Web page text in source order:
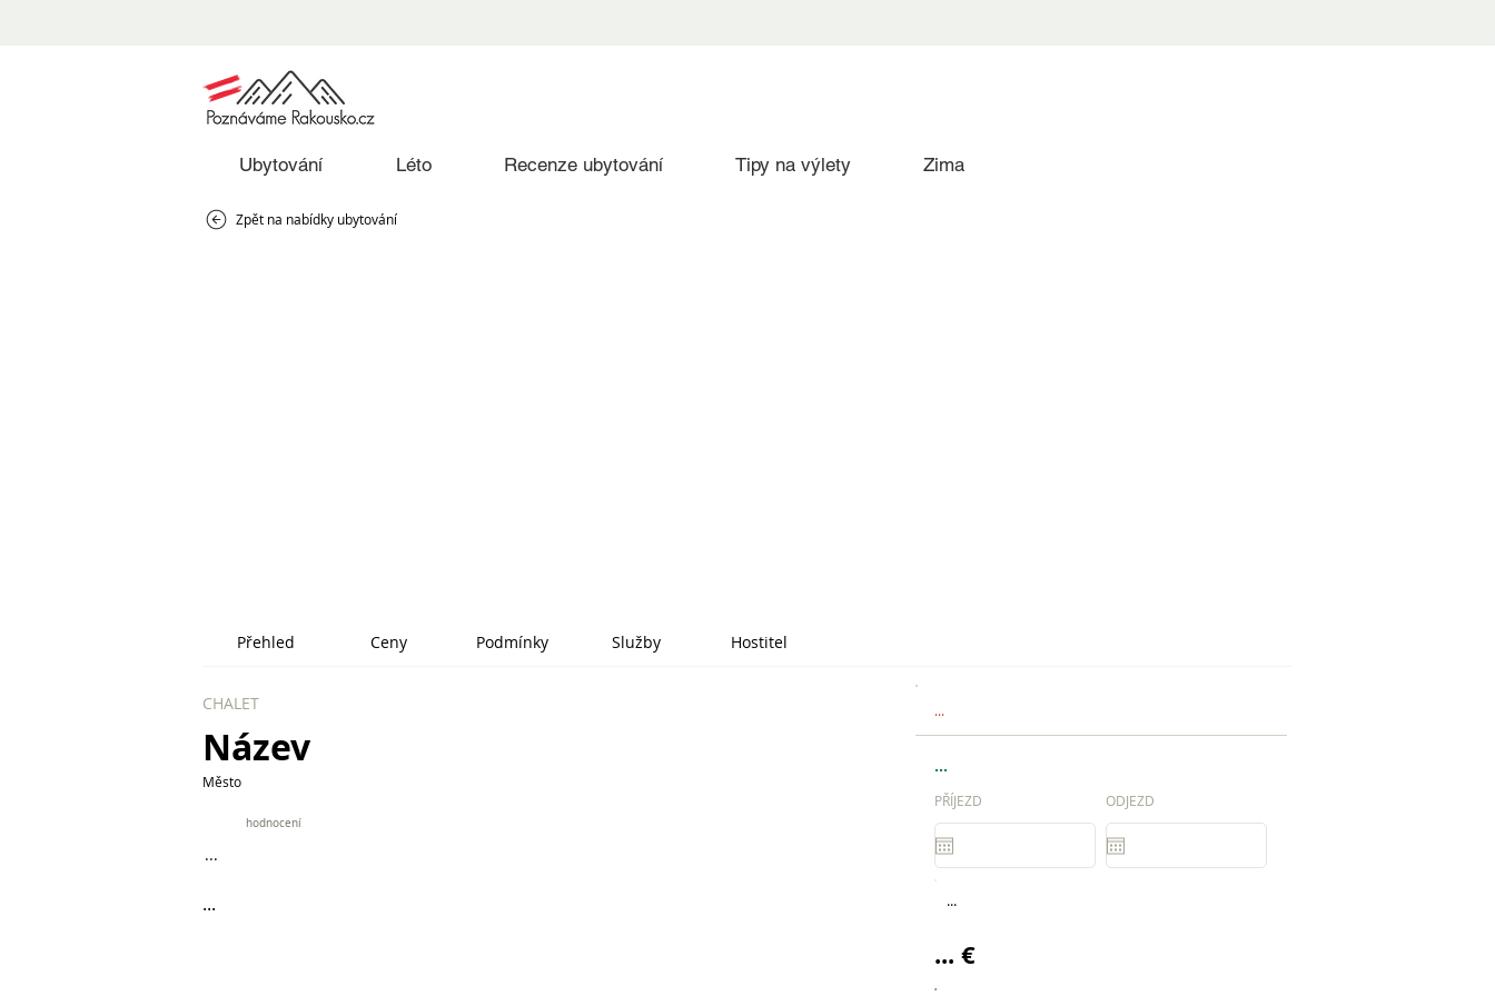
Ubytování Léto Recenze ubytování Tipy na výlety Zima
Zpět na nabídky ubytování
Přehled Ceny Podmínky Služby Hostitel
CHALET
Název
Město
hodnocení
...
...
...
...
PŘÍJEZD ODJEZD
...
... €
.